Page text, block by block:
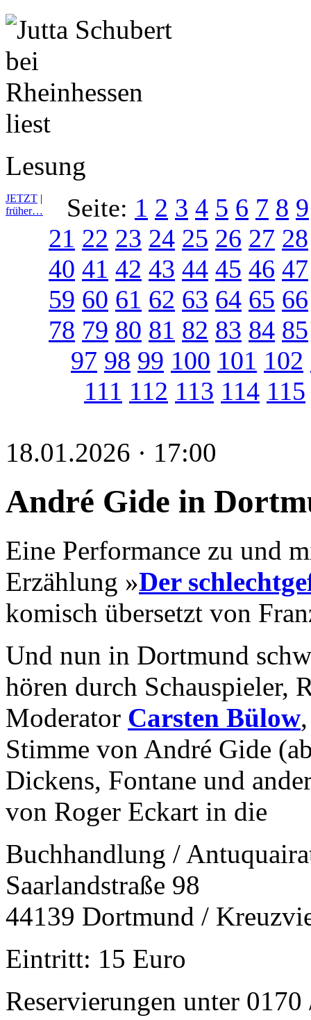
Lesung
JETZT |
früher…
Seite: 1 2 3 4 5 6 7 8 9
21 22 23 24 25 26 27 28
40 41 42 43 44 45 46 47
59 60 61 62 63 64 65 66
78 79 80 81 82 83 84 85
97 98 99 100 101 102
111 112 113 114 115
18.01.2026 · 17:00
André Gide in
Eine Performance zu und
Erzählung »Der
komisch übersetzt von
Und nun in Dortmund
hören durch Schauspieler,
Moderator Carsten Bülow
Stimme von André Gide
Dickens, Fontane und
von Roger Eckart in die
Buchhandlung /
Saarlandstraße 98
44139 Dortmund /
Eintritt: 15 Euro
Reservierungen unter